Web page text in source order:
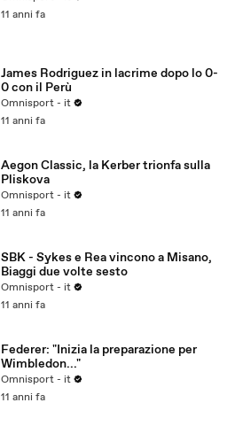
11 anni fa
James Rodriguez in lacrime dopo lo 0-
0 con il Perù
Omnisport - it
11 anni fa
Aegon Classic, la Kerber trionfa sulla
Pliskova
Omnisport - it
11 anni fa
SBK - Sykes e Rea vincono a Misano,
Biaggi due volte sesto
Omnisport - it
11 anni fa
Federer: "Inizia la preparazione per
Wimbledon..."
Omnisport - it
11 anni fa